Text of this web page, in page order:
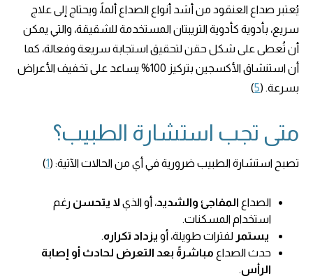
يُعتبر صداع العنقود من أشد أنواع الصداع ألماً، ويحتاج إلى علاج
سريع، بأدوية كأدوية التريبتانالمستخدمة للشقيقة، والتي يمكن
أن تُعطى على شكل حقن لتحقيق استجابة سريعة وفعالة، كما
أن استنشاق الأكسجين بتركيز 100% يساعد على تخفيف الأعراض
بسرعة. (5
)
متى تجب استشارة الطبيب؟
تصبح استشارة الطبيب ضرورية في أي من الحالات الآتية: (1
)
الصداع المفاجئ والشديد، أو الذي لا يتحسن رغم
استخدام المسكنات.
يستمر لفترات طويلة، أو يزداد تكراره.
حدث الصداع مباشرةً بعد التعرض لحادث أو إصابة
الرأس.